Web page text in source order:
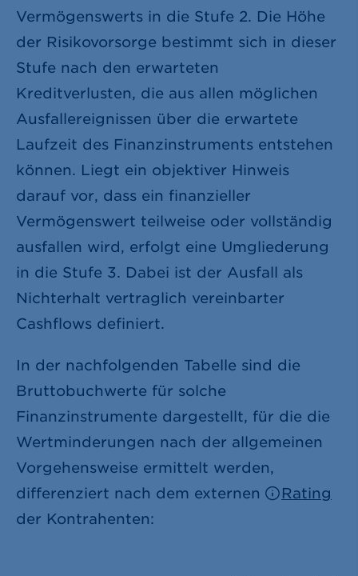
Vermögenswerts in die Stufe 2. Die Höhe
der Risikovorsorge bestimmt sich in dieser
Stufe nach den erwarteten
Kreditverlusten, die aus allen möglichen
Ausfallereignissen über die erwartete
Laufzeit des Finanzinstruments entstehen
können. Liegt ein objektiver Hinweis
darauf vor, dass ein finanzieller
Vermögenswert teilweise oder vollständig
ausfallen wird, erfolgt eine Umgliederung
in die Stufe 3. Dabei ist der Ausfall als
Nichterhalt vertraglich vereinbarter
Cashflows definiert.
In der nachfolgenden Tabelle sind die
Bruttobuchwerte für solche
Finanzinstrumente dargestellt, für die die
Wertminderungen nach der allgemeinen
Vorgehensweise ermittelt werden,
differenziert nach dem externen
Rating
der Kontrahenten: